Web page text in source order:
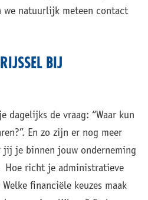
we natuurlijk meteen contact
BIJ
dagelijks de vraag: “Waar kun
En zo zijn er nog meer
jij je binnen jouw onderneming
Hoe richt je administratieve
financiële keuzes maak